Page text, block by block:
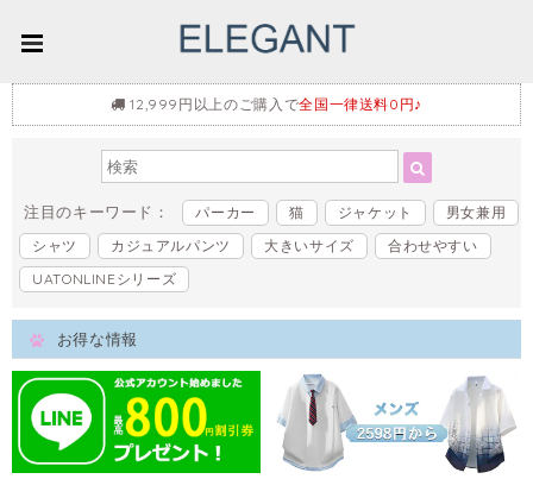
12,999円以上のご購入で全国一律送料0円♪
注目のキーワード： パーカー 猫 ジャケット
男女兼用
シャツ
カジュアルパンツ 大きいサイズ
合わせやすい
UATONLINEシリーズ
お得な情報